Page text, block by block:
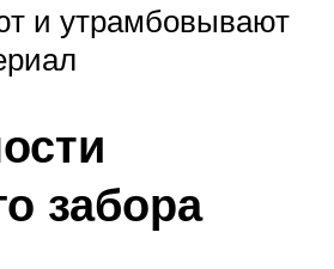
и утрамбовывают
забора